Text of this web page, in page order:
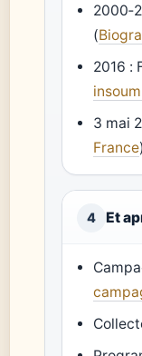
(
2016 :
3 mai
France)
4 Et